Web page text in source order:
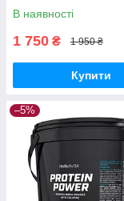
В наявності
1 750 ₴ 1 950 ₴
Купити
–5%